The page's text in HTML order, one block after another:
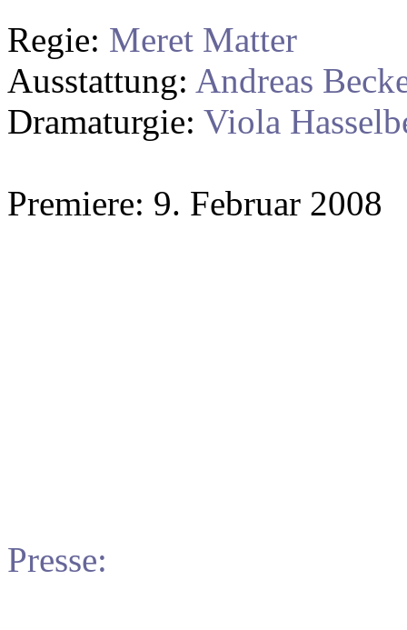
Regie: Meret Matter
Ausstattung: Andreas
Dramaturgie: Viola
Premiere: 9. Februar 2008
Presse: